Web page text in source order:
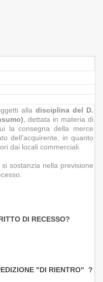
alla disciplina del D.
, dettata in materia di
la consegna della merce
dell'acquirente, in quanto
dai locali commerciali.
sostanzia nella previsione
DI RECESSO?
"DI RIENTRO" ?